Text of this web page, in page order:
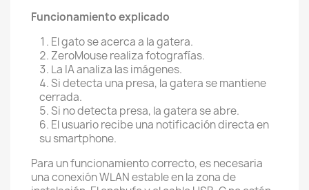
Funcionamiento explicado
El gato se acerca a la gatera.
ZeroMouse realiza fotografías.
La IA analiza las imágenes.
Si detecta una presa, la gatera se mantiene
cerrada.
Si no detecta presa, la gatera se abre.
El usuario recibe una notificación directa en
su smartphone.
Para un funcionamiento correcto, es necesaria
una conexión WLAN estable en la zona de